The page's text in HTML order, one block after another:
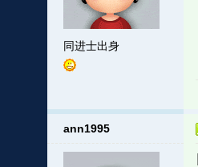
同进士出身
ann1995